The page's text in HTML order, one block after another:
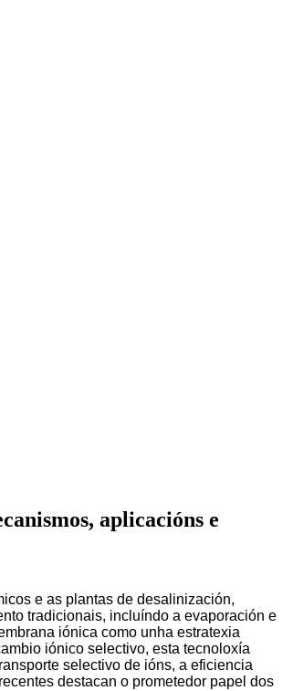
aplicacións e
e as plantas de desalinización,
tradicionais, incluíndo a evaporación e
iónica como unha estratexia
iónico selectivo, esta tecnoloxía
selectivo de ións, a eficiencia
destacan o prometedor papel dos